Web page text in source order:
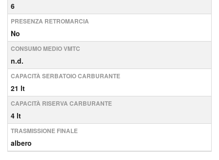
6
PRESENZA RETROMARCIA
No
CONSUMO MEDIO VMTC
n.d.
CAPACITÀ SERBATOIO CARBURANTE
21 lt
CAPACITÀ RISERVA CARBURANTE
4 lt
TRASMISSIONE FINALE
albero